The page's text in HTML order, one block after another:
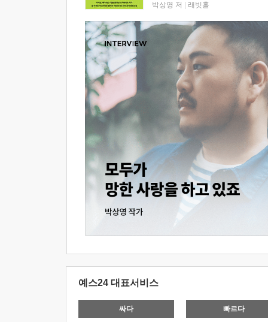
박상영 저 래빗홀
예스24 대표서비스
싸다 빠르다